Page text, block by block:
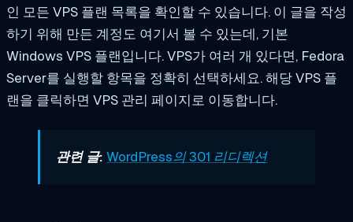
인 모든 VPS 플랜 목록을 확인할 수 있습니다. 이 글을 작성
하기 위해 만든 계정도 여기서 볼 수 있는데, 기본
Windows VPS 플랜입니다. VPS가 여러 개 있다면, Fedora
Server를 실행할 항목을 정확히 선택하세요. 해당 VPS 플
랜을 클릭하면 VPS 관리 페이지로 이동합니다.
관련 글: WordPress의 301 리디렉션